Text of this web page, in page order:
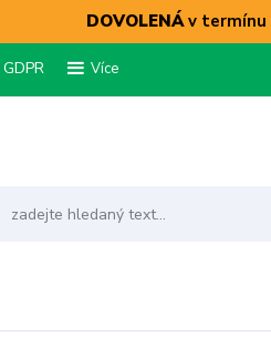
DOVOLENÁv termínu
GDPR Více